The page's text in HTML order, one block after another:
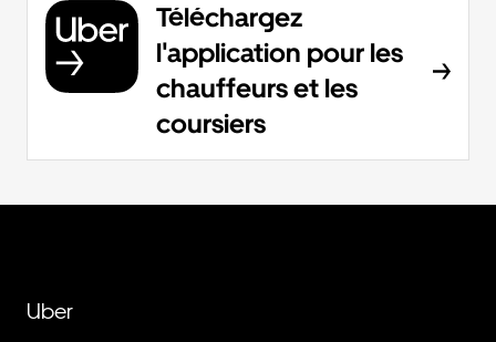
Téléchargez
l'application pour les
chauffeurs et les
coursiers
Uber